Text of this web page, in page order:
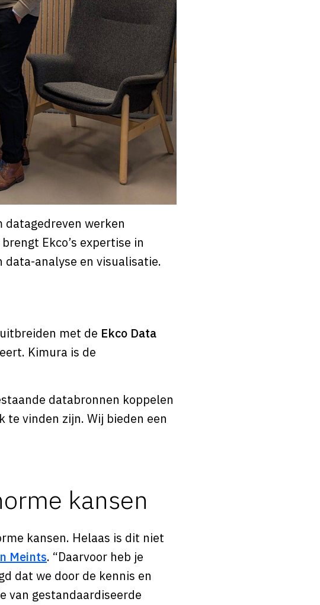
werken
Ekco’s expertise in
data-analyse en visualisatie.
met de Ekco Data
Kimura is de
databronnen koppelen
vinden zijn. Wij bieden een
kansen
kansen. Helaas is dit niet
Meints. “Daarvoor heb je
dat we door de kennis en
van gestandaardiseerde